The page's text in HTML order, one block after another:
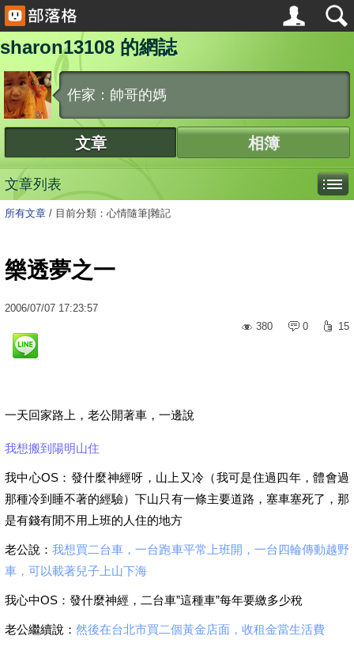
sharon13108 的網誌
作家：帥哥的媽
文章 相簿
文章列表
所有文章 / 目前分類：心情隨筆|雜記
樂透夢之一
2006/07/07 17:23:57
380
0 15
一天回家路上，老公開著車，一邊說
我想搬到陽明山住
我中心OS：發什麼神經呀，山上又冷（我可是住過四年，體會過
那種冷到睡不著的經驗）下山只有一條主要道路，塞車塞死了，那
是有錢有閒不用上班的人住的地方
老公說：我想買二台車，一台跑車平常上班開，一台四輪傳動越野
車，可以載著兒子上山下海
我心中OS：發什麼神經，二台車”這種車”每年要繳多少稅
老公繼續說： 然後在台北市買二個黃金店面，收租金當生活費